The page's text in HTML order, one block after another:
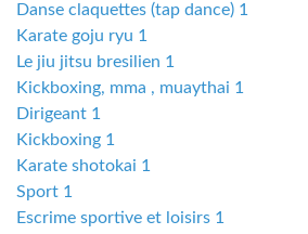
Danse claquettes (tap dance) 1
Karate goju ryu 1
Le jiu jitsu bresilien 1
Kickboxing, mma , muaythai 1
Dirigeant 1
Kickboxing 1
Karate shotokai 1
Sport 1
Escrime sportive et loisirs 1